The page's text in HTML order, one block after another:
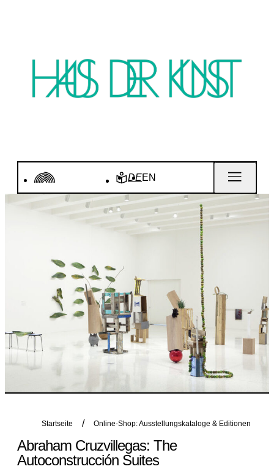
DEEN
Startseite Online-Shop: Ausstellungskataloge & Editionen
Abraham Cruzvillegas: The
Autoconstrucción Suites